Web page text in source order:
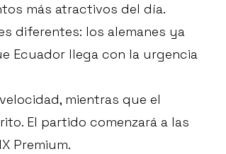
más atractivos del día.
diferentes: los alemanes ya
Ecuador llega con la urgencia
mientras que el
El partido comenzará a las
Premium.